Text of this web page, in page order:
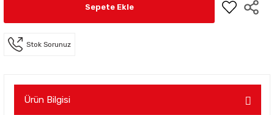
Sepete Ekle
Stok Sorunuz
Ürün Bilgisi